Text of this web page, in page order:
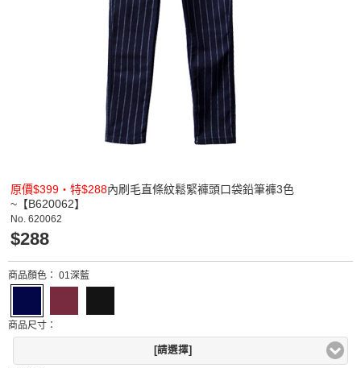
原價$399‧特$288內刷毛直條紋鬆緊褲頭口袋鉛筆褲3色
~【B620062】
No. 620062
$288
商品顏色： 01深藍
商品尺寸：
[請選擇]